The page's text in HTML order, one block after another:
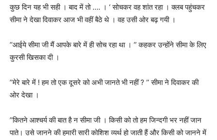
कुछ दिन यह भी सही । बाद में तो …. । ‘ सोचकर वह शांत रहा । क्लब पहुंचकर
सीमा ने देखा दिवाकर आज भी वहीं बैठे थे । वह उसी ओर बढ़ गयी ।
’’आईये सीमा जी मैं आपके बारे में ही सोच रहा था । ’’कहकर उन्होंने सीमा के लिए
कुरसी खिसका दी ।
’’मेरे बारे में ! हम तो एक दूसरे को अभी जानते भी नहीं? ’’सीमा ने दिवाकर की
ओर देखा ।
’’कितने आश्चर्य की बात है न सीमा जी । किसी को तो हम जिन्दगी भर नहीं जान
पाते। उसे जानने की हमारी सारी कोशिश व्यर्थ हो जाती हैं और किसी को जानने में